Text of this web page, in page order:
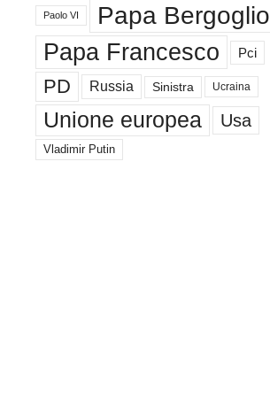
Paolo VI Papa Bergoglio
Papa Francesco Pci
PD Russia Sinistra Ucraina
Unione europea Usa
Vladimir Putin